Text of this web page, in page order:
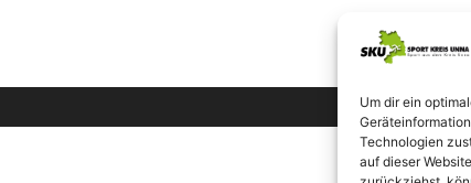
Um dir ein
Technologien
auf dieser